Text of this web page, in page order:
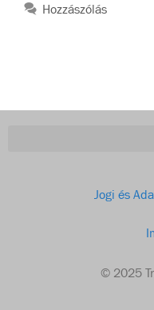
Hozzászólás
Jogi és
© 2025